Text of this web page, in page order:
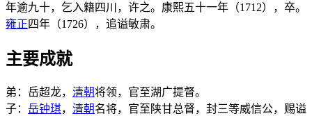
年逾九十，乞入籍四川，许之。康熙五十一年（1712），卒。
雍正四年（1726），追谥敏肃。
主要成就
弟：岳超龙， 清朝将领，官至湖广提督。
子： 岳钟琪， 清朝名将，官至陕甘总督，封三等威信公，赐谥